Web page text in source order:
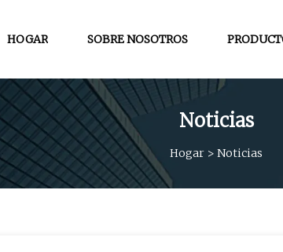
HOGAR SOBRE NOSOTROS
Noticias
Hogar > Noticias